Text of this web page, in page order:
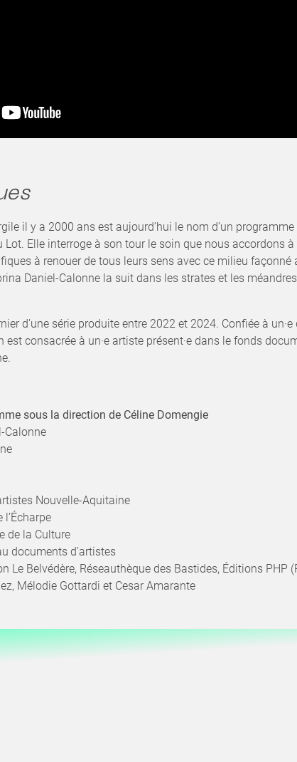
il y a 2000 ans est aujourd’hui le nom d’un
Lot. Elle interroge à son tour le soin que nous accordons à
à renouer de tous leurs sens avec ce milieu façonné
Daniel-Calonne la suit dans les strates et les
d’une série produite entre 2022 et 2024. Confiée à
consacrée à un·e artiste présent·e dans le fonds
sous la direction de Céline Domengie
Calonne
Nouvelle-Aquitaine
de la Culture
documents d’artistes
Le Belvédère, Réseauthèque des Bastides, Éditions PHP
Mélodie Gottardi et Cesar Amarante